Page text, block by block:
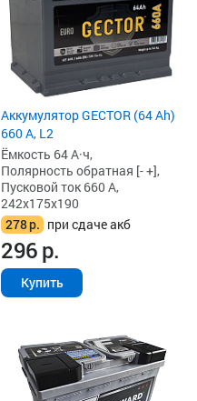
Аккумулятор GECTOR (64 Ah)
660 А, L2
Ёмкость 64 А·ч,
Полярность обратная [- +],
Пусковой ток 660 А,
242x175x190
278р. при сдаче акб
296р.
Купить